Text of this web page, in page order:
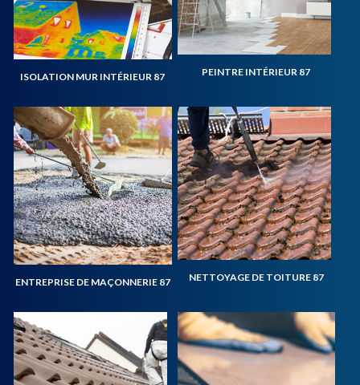
ISOLATION MUR INTÉRIEUR 87 PEINTRE INTÉRIEUR 87
ENTREPRISE DE MAÇONNERIE 87 NETTOYAGE DE TOITURE 87